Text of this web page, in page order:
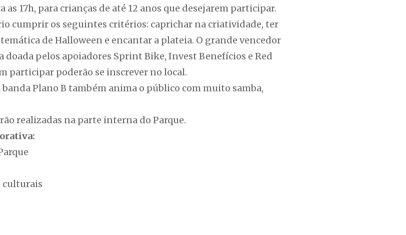
17h, para crianças de até 12 anos que desejarem participar.
cumprir os seguintes critérios: caprichar na criatividade, ter
de Halloween e encantar a plateia. O grande vencedor
doada pelos apoiadores Sprint Bike, Invest Benefícios e Red
participar poderão se inscrever no local.
banda Plano B também anima o público com muito samba,
realizadas na parte interna do Parque.
culturais